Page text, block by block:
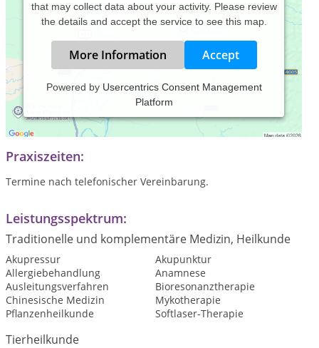
that may collect data about your activity. Please review
the details and accept the service to see this map.
More Information Accept
Powered by Usercentrics Consent Management
Platform
Nähere Informationen finden Sie auf der offiziellen
Praxishomepage www.tierheilpraxis-sl.de
Praxiszeiten:
Termine nach telefonischer Vereinbarung.
Leistungsspektrum:
Traditionelle und komplementäre Medizin, Heilkunde
Akupressur
Akupunktur
Allergiebehandlung
Anamnese
Ausleitungsverfahren
Bioresonanztherapie
Chinesische Medizin
Mykotherapie
Pflanzenheilkunde
Softlaser-Therapie
Tierheilkunde